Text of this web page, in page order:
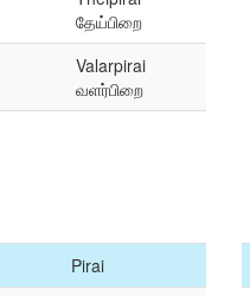
தேய்பிறை
Valarpirai
வளர்பிறை
Pirai